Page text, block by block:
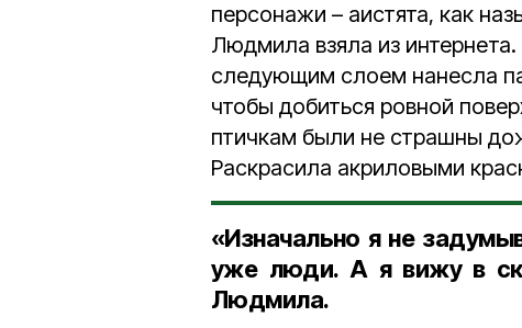
персонажи – аистята, как
Людмила взяла из
следующим слоем нанесла
чтобы добиться ровной
птичкам были не страшны
Раскрасила акриловыми
«Изначально я не
уже люди. А я вижу в
Людмила.